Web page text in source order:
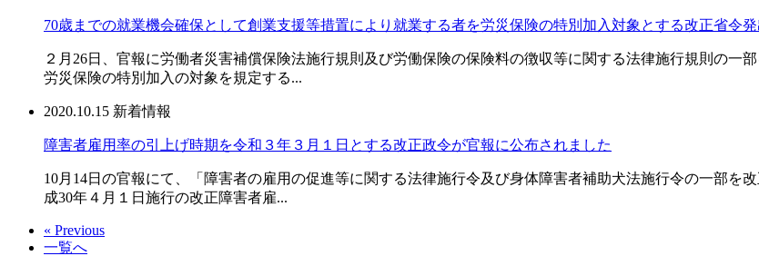
70歳までの就業機会確保として創業支援等措置により就業する者を労災保険の特別加入対象とする改正省令発
２月26日、官報に労働者災害補償保険法施行規則及び労働保険の保険料の徴収等に関する法律施行規則の一
労災保険の特別加入の対象を規定する...
2020.10.15 新着情報
障害者雇用率の引上げ時期を令和３年３月１日とする改正政令が官報に公布されました
10月14日の官報にて、「障害者の雇用の促進等に関する法律施行令及び身体障害者補助犬法施行令の一部を
成30年４月１日施行の改正障害者雇...
« Previous
一覧へ